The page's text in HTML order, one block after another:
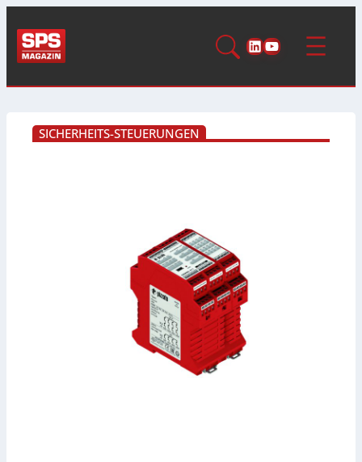
LinkedIn
YouTube
SICHERHEITS-STEUERUNGEN